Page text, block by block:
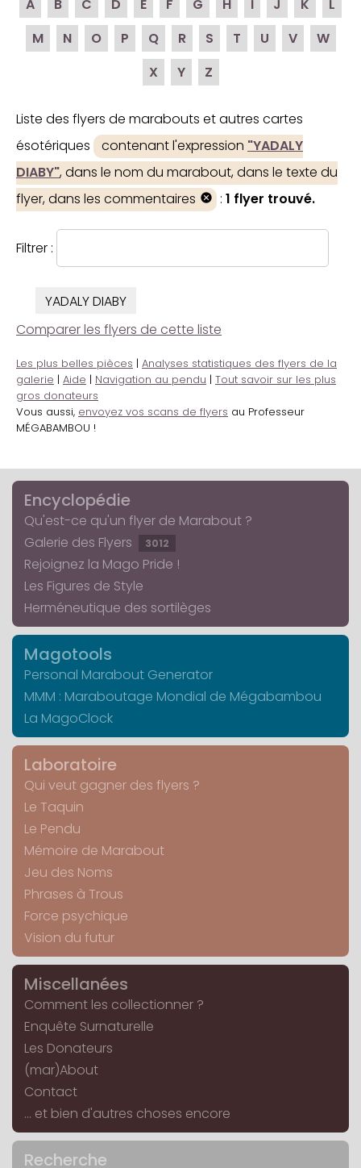
A B C D E F G H I J K
L
M
N O P Q R S T U V
W
X
Y Z
Liste des flyers de marabouts et autres cartes
ésotériques
contenant l'expression "YADALY
DIABY", dans le nom du marabout, dans le texte du
flyer, dans les commentaires
: 1 flyer trouvé.
Filtrer :
YADALY DIABY
Comparer les flyers de cette liste
Les plus belles pièces | Analyses statistiques des flyers de la
galerie | Aide | Navigation au pendu | Tout savoir sur les plus
gros donateurs
Vous aussi, envoyez vos scans de flyers au Professeur
MÉGABAMBOU !
Encyclopédie
Qu'est-ce qu'un flyer de Marabout ?
Galerie des Flyers
3012
Rejoignez la Mago Pride !
Les Figures de Style
Herméneutique des sortilèges
Magotools
Personal Marabout Generator
MMM : Maraboutage Mondial de Mégabambou
La MagoClock
Laboratoire
Qui veut gagner des flyers ?
Le Taquin
Le Pendu
Mémoire de Marabout
Jeu des Noms
Phrases à Trous
Force psychique
Vision du futur
Miscellanées
Comment les collectionner ?
Enquête Surnaturelle
Les Donateurs
(mar)About
Contact
... et bien d'autres choses encore
Recherche